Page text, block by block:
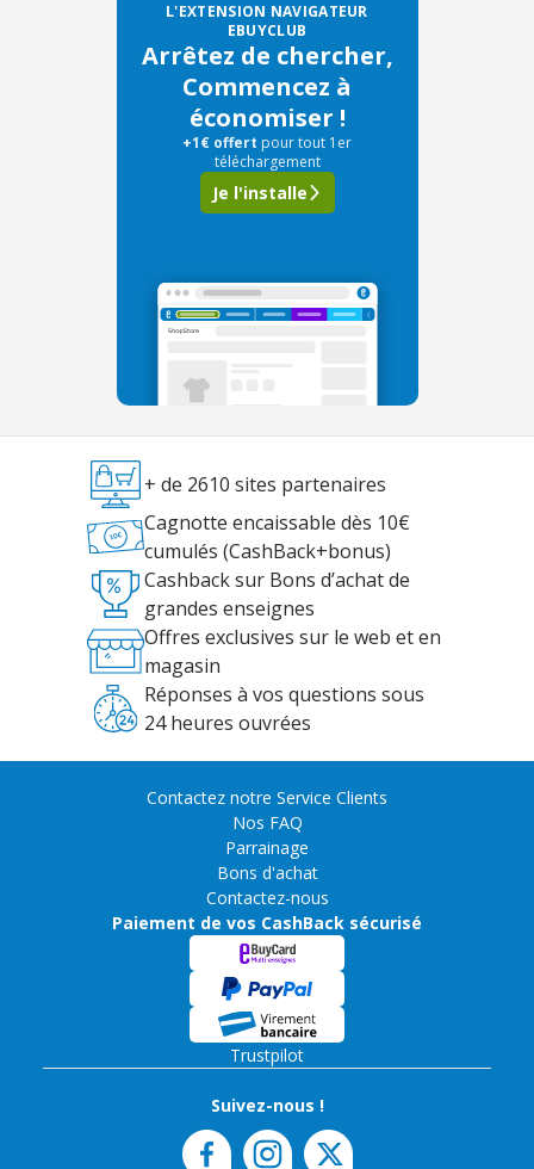
L'EXTENSION NAVIGATEUR
EBUYCLUB
Arrêtez de chercher,
Commencez à
économiser !
+1€ offert pour tout 1er
téléchargement
Je l'installe
+ de 2610 sites partenaires
Cagnotte encaissable dès 10€
cumulés (CashBack+bonus)
Cashback sur Bons d’achat de
grandes enseignes
Offres exclusives sur le web et en
magasin
Réponses à vos questions sous
24 heures ouvrées
Contactez notre Service Clients
Nos FAQ
Parrainage
Bons d'achat
Contactez-nous
Paiement de vos CashBack sécurisé
Trustpilot
Suivez-nous !